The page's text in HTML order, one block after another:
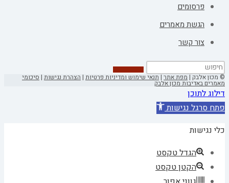
פרסומים
הגשת מאמרים
צור קשר
© מכון אלבק |מפת אתר|תנאי שימוש ומדיניות פרטיות | הצהרת נגישות | סיכומי
מאמרים באדיבות מכון אלבק
דילוג לתוכן
פתח סרגל נגישות
כלי נגישות
הגדל טקסט
הקטן טקסט